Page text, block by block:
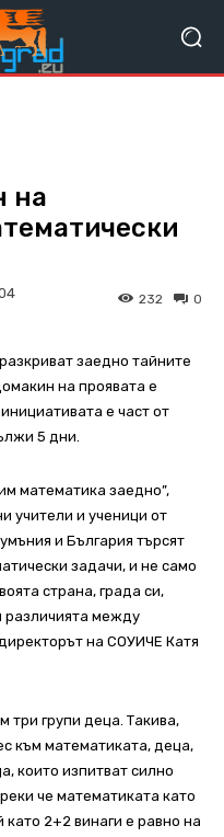
на
0
232
заедно тайните
на проявата е
е част от
5 дни.
математика заедно”,
учители и ученици от
и България търсят
задачи, и не само
страна, града си,
различията между
на СОУИЧЕ Катя
три групи деца. Такива,
към математиката, деца,
които изпитват силно
че математиката като
като 2+2 винаги е равно на